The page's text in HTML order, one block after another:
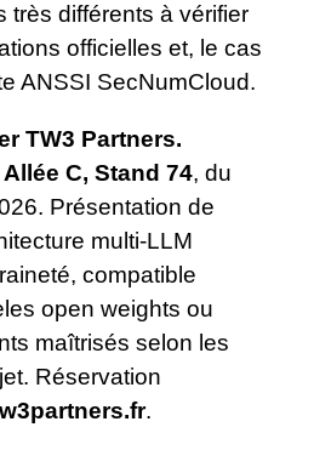
très différents à vérifier
officielles et, le cas
ANSSI SecNumCloud.
TW3 Partners.
Allée C, Stand 74, du
Présentation de
multi-LLM
compatible
open weights ou
maîtrisés selon les
Réservation
.